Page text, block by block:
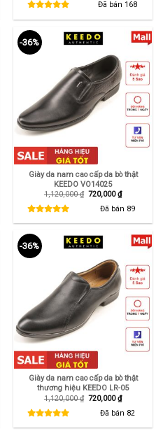
tại
Đã bán 168
-36%
Giày da nam cao cấp da bò thật
KEEDO VO14025
1,120,000₫ Giá
1,120,000 ₫.
720,000₫Giá
hiện
tại
là:
720,000 ₫.
Đã bán 89
-36%
Giày da nam cao cấp da bò thật
thương hiệu KEEDO LR-05
1,120,000₫ Giá
1,120,000 ₫.
720,000₫Giá
hiện
tại
là:
720,000 ₫.
Đã bán 82